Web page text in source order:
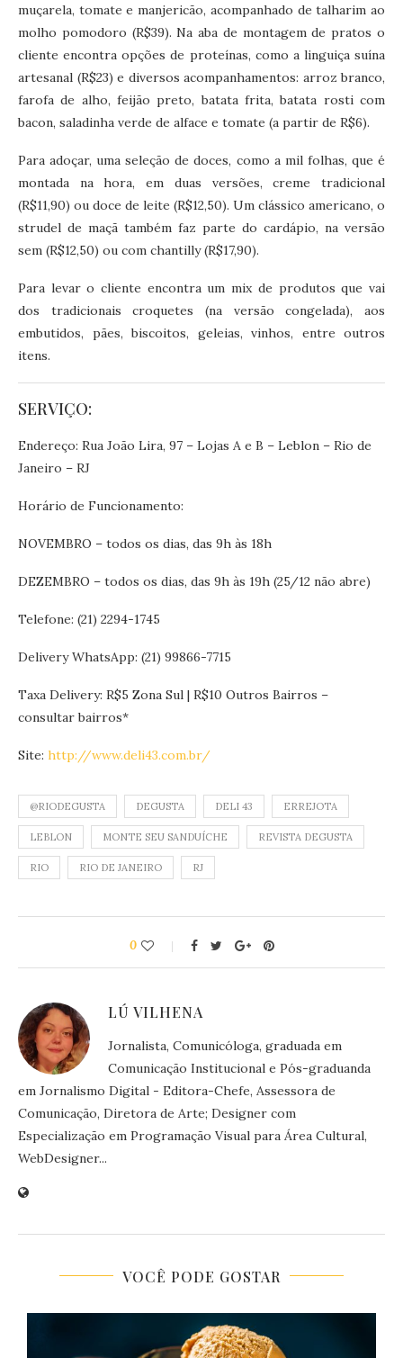
muçarela, tomate e manjericão, acompanhado de talharim ao
molho pomodoro (R$39). Na aba de montagem de pratos o
cliente encontra opções de proteínas, como a linguiça suína
artesanal (R$23) e diversos acompanhamentos: arroz branco,
farofa de alho, feijão preto, batata frita, batata rosti com
bacon, saladinha verde de alface e tomate (a partir de R$6).
Para adoçar, uma seleção de doces, como a mil folhas, que é
montada na hora, em duas versões, creme tradicional
(R$11,90) ou doce de leite (R$12,50). Um clássico americano, o
strudel de maçã também faz parte do cardápio, na versão
sem (R$12,50) ou com chantilly (R$17,90).
Para levar o cliente encontra um mix de produtos que vai
dos tradicionais croquetes (na versão congelada), aos
embutidos, pães, biscoitos, geleias, vinhos, entre outros
itens.
SERVIÇO:
Endereço: Rua João Lira, 97 – Lojas A e B – Leblon – Rio de
Janeiro – RJ
Horário de Funcionamento:
NOVEMBRO – todos os dias, das 9h às 18h
DEZEMBRO – todos os dias, das 9h às 19h (25/12 não abre)
Telefone: (21) 2294-1745
Delivery WhatsApp: (21) 99866-7715
Taxa Delivery: R$5 Zona Sul | R$10 Outros Bairros –
consultar bairros*
Site: http://www.deli43.com.br/
@RIODEGUSTA DEGUSTA DELI 43 ERREJOTA
LEBLON MONTE SEU SANDUÍCHE REVISTA DEGUSTA
RIO RIO DE JANEIRO RJ
0
LÚ VILHENA
Jornalista, Comunicóloga, graduada em
Comunicação Institucional e Pós-graduanda
em Jornalismo Digital - Editora-Chefe, Assessora de
Comunicação, Diretora de Arte; Designer com
Especialização em Programação Visual para Área Cultural,
WebDesigner...
VOCÊ PODE GOSTAR